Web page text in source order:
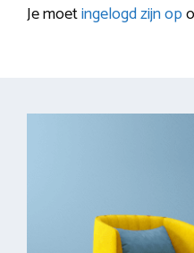
Je moetingelogd zijn op